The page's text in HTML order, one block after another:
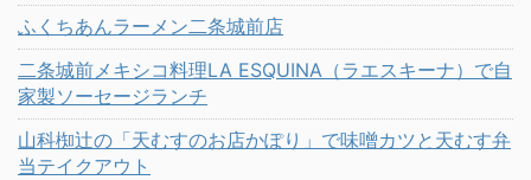
ふくちあんラーメン二条城前店
二条城前メキシコ料理LA ESQUINA（ラエスキーナ）で自
家製ソーセージランチ
山科椥辻の「天むすのお店かぽり」で味噌カツと天むす弁
当テイクアウト